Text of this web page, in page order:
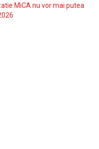
MiCA nu vor mai putea